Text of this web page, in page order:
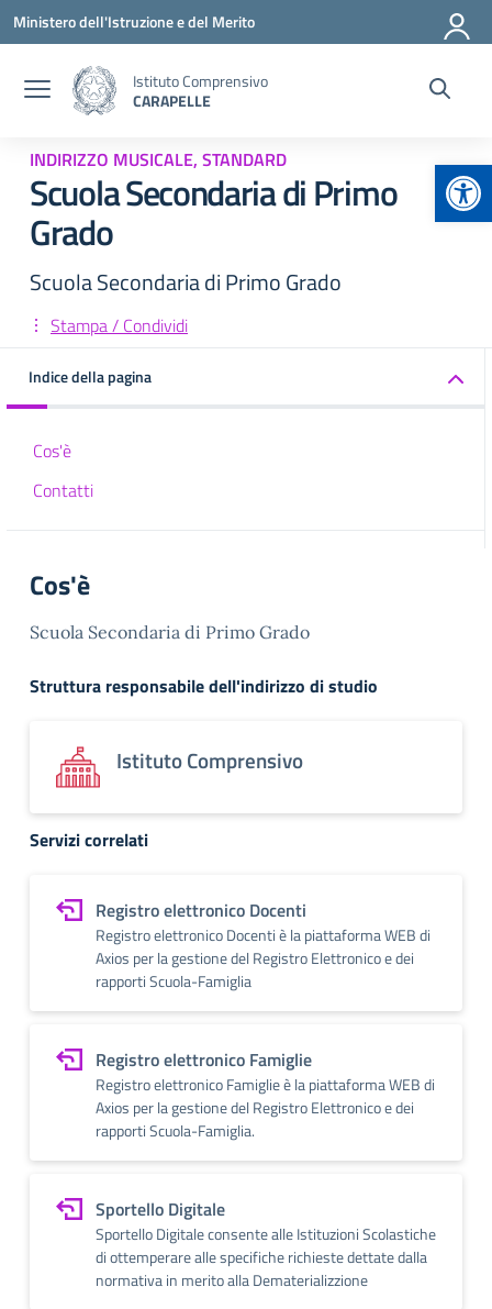
Vai ai contenuti
Vai al menu di navigazione
Vai al footer
Ministero dell'Istruzione e del Merito
Istituto Comprensivo
CARAPELLE
INDIRIZZO MUSICALE, STANDARD
Scuola Secondaria di Primo
Grado
Scuola Secondaria di Primo Grado
Stampa / Condividi
Indice della pagina
Cos'è
Contatti
Cos'è
Scuola Secondaria di Primo Grado
Struttura responsabile dell'indirizzo di studio
Istituto Comprensivo
Servizi correlati
Registro elettronico Docenti
Registro elettronico Docenti è la piattaforma WEB di
Axios per la gestione del Registro Elettronico e dei
rapporti Scuola-Famiglia
Registro elettronico Famiglie
Registro elettronico Famiglie è la piattaforma WEB di
Axios per la gestione del Registro Elettronico e dei
rapporti Scuola-Famiglia.
Sportello Digitale
Sportello Digitale consente alle Istituzioni Scolastiche
di ottemperare alle specifiche richieste dettate dalla
normativa in merito alla Dematerializzione